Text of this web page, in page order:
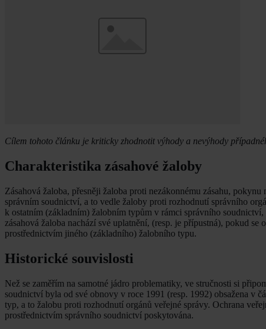
Cílem tohoto článku je kriticky zhodnotit výhody a nevýhody
Charakteristika zásahové žaloby
Zásahová žaloba, přesněji žaloba proti nezákonnému zásahu,
správním soudnictví, a to vedle žaloby proti rozhodnutí správního
k ostatním (základním) žalobním typům v rámci správního
zásahová žaloba nachází své uplatnění, (resp. je přípustná), pokud
prostřednictvím jiného (základního) žalobního typu.
Historické souvislosti
Než se zaměřím na samotné jádro problematiky, ve stručnosti si
soudnictví byla od své obnovy v roce 1991 (resp. 1992) obsažena v
typ, a to žalobu proti rozhodnutí orgánů veřejné správy. Ochrana
prostřednictvím správního soudnictví poskytována.